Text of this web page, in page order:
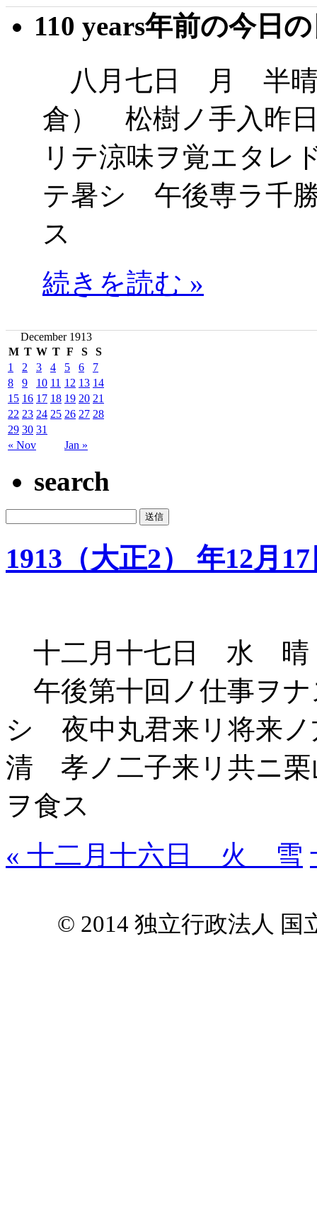
110 years年前の今日
八月七日 月 半晴
倉） 松樹ノ手入昨
リテ涼味ヲ覚エタレ
テ暑シ 午後専ラ千
ス
続きを読む »
December 1913
M T W T F S S
« Nov Jan »
1 2 3 4 5 6
7
8
9 10 11 12 13 14
15 16 17 18 19 20 21
22 23 24 25 26 27 28
29 30 31
search
1913（大正2） 年12月
十二月十七日 水 晴
午後第十回ノ仕事ヲ
シ 夜中丸君来リ将来
清 孝ノ二子来リ共ニ栗
ヲ食ス
« 十二月十六日 火 雪
© 2014 独立行政法人 国